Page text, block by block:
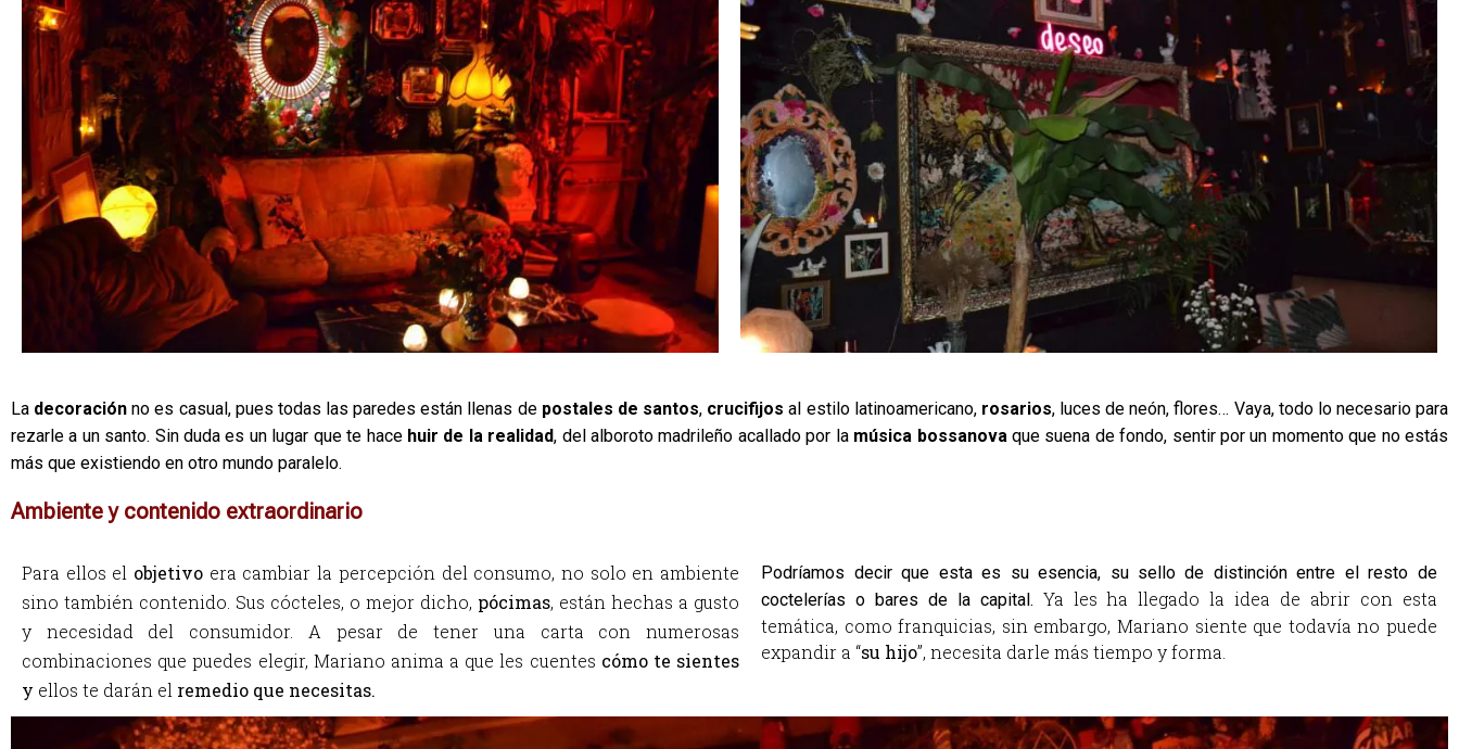
La decoración no es casual, pues todas las paredes están llenas de postales de santos, crucifijos al estilo latinoamericano, rosarios, luces de neón, flores… Vaya, todo lo necesario para
rezarle a un santo. Sin duda es un lugar que te hace huir de la realidad, del alboroto madrileño acallado por la música bossanova que suena de fondo, sentir por un momento que no estás
más que existiendo en otro mundo paralelo.
Ambiente y contenido extraordinario
Para ellos el objetivo era cambiar la percepción del consumo, no solo en ambiente
sino también contenido. Sus cócteles, o mejor dicho, pócimas, están hechas a gusto
y necesidad del consumidor. A pesar de tener una carta con numerosas
combinaciones que puedes elegir, Mariano anima a que les cuentes cómo te sientes
y ellos te darán el remedio que necesitas.
Podríamos decir que esta es su esencia, su sello de distinción entre el resto de
coctelerías o bares de la capital. Ya les ha llegado la idea de abrir con esta
temática, como franquicias, sin embargo, Mariano siente que todavía no puede
expandir a “su hijo”, necesita darle más tiempo y forma.